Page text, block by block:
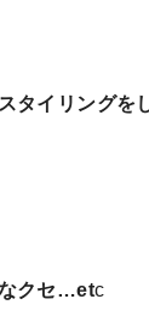
タイリングを
クセ…etc